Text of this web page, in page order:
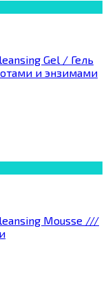
Gel / Гель
и энзимами
Mousse ///